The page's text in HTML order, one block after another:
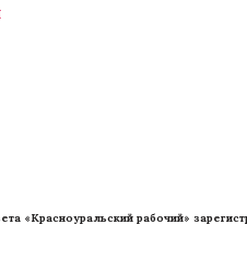
«Красноуральский рабочий»